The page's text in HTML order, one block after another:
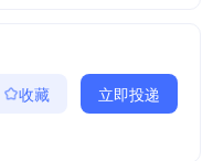
收藏 立即投递